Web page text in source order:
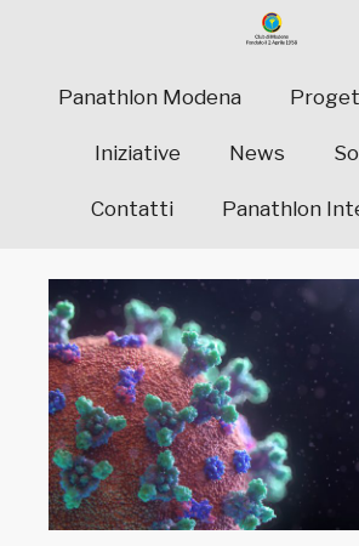
Panathlon Modena
Iniziative News
Contatti Panathlon